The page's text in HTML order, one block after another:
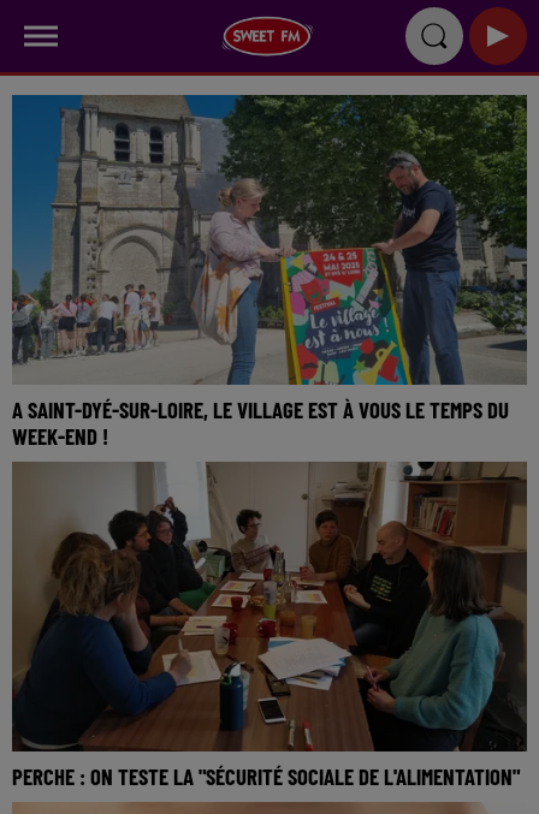
A SAINT-DYÉ-SUR-LOIRE, LE VILLAGE EST À VOUS LE TEMPS DU
WEEK-END !
PERCHE : ON TESTE LA "SÉCURITÉ SOCIALE DE L'ALIMENTATION"